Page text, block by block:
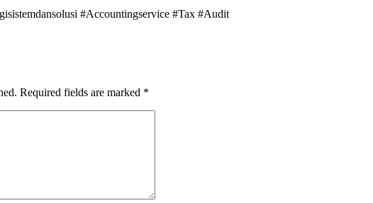
#Accountingservice #Tax #Audit
Required fields are marked *